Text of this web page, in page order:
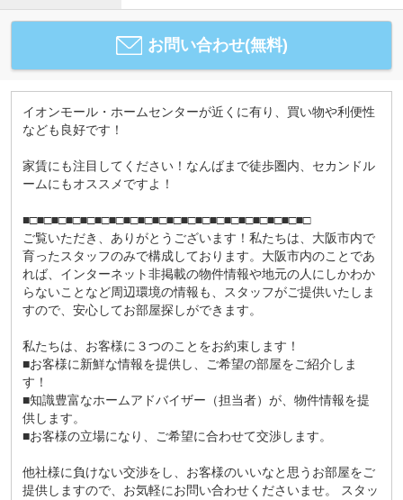
お問い合わせ(無料)
イオンモール・ホームセンターが近くに有り、買い物や利便性
なども良好です！
家賃にも注目してください！なんばまで徒歩圏内、セカンドル
ームにもオススメですよ！
■□■□■□■□■□■□■□■□■□■□■□■□■□■□■□■□■□■□■□■□
ご覧いただき、ありがとうございます！私たちは、大阪市内で
育ったスタッフのみで構成しております。大阪市内のことであ
れば、インターネット非掲載の物件情報や地元の人にしかわか
らないことなど周辺環境の情報も、スタッフがご提供いたしま
すので、安心してお部屋探しができます。
私たちは、お客様に３つのことをお約束します！
■お客様に新鮮な情報を提供し、ご希望の部屋をご紹介しま
す！
■知識豊富なホームアドバイザー（担当者）が、物件情報を提
供します。
■お客様の立場になり、ご希望に合わせて交渉します。
他社様に負けない交渉をし、お客様のいいなと思うお部屋をご
提供しますので、お気軽にお問い合わせくださいませ。 スタッ